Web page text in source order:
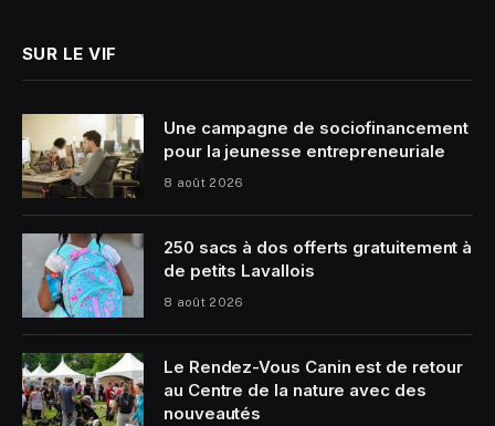
SUR LE VIF
Une campagne de sociofinancement
pour la jeunesse entrepreneuriale
8 août 2026
250 sacs à dos offerts gratuitement à
de petits Lavallois
8 août 2026
Le Rendez-Vous Canin est de retour
au Centre de la nature avec des
nouveautés